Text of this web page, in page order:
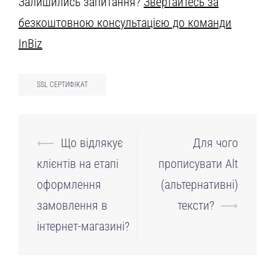
безкоштовною консультацією до команди
InBiz
SSL СЕРТИФІКАТ
Навігація
по
запису
⟵ Що відлякує
клієнтів на етапі
оформлення
замовлення в
інтернет-магазині?
Для чого
прописувати Alt
(альтернативні)
тексти? ⟶